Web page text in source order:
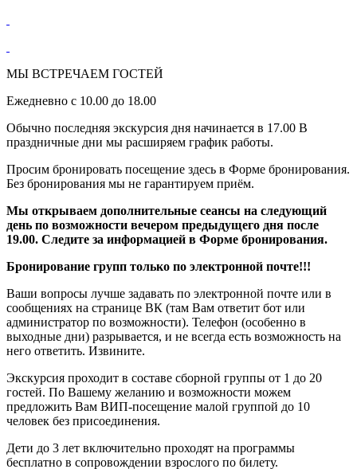
МЫ ВСТРЕЧАЕМ ГОСТЕЙ
Ежедневно с 10.00 до 18.00
Обычно последняя экскурсия дня начинается в 17.00 В
праздничные дни мы расширяем график работы.
Просим бронировать посещение здесь в Форме бронирования.
Без бронирования мы не гарантируем приём.
Мы открываем дополнительные сеансы на следующий
день по возможности вечером предыдущего дня после
19.00. Следите за информацией в Форме бронирования.
Бронирование групп только по электронной почте!!!
Ваши вопросы лучше задавать по электронной почте или в
сообщениях на странице ВК (там Вам ответит бот или
администратор по возможности). Телефон (особенно в
выходные дни) разрывается, и не всегда есть возможность на
него ответить. Извините.
Экскурсия проходит в составе сборной группы от 1 до 20
гостей. По Вашему желанию и возможности можем
предложить Вам ВИП-посещение малой группой до 10
человек без присоединения.
Дети до 3 лет включительно проходят на программы
бесплатно в сопровождении взрослого по билету.